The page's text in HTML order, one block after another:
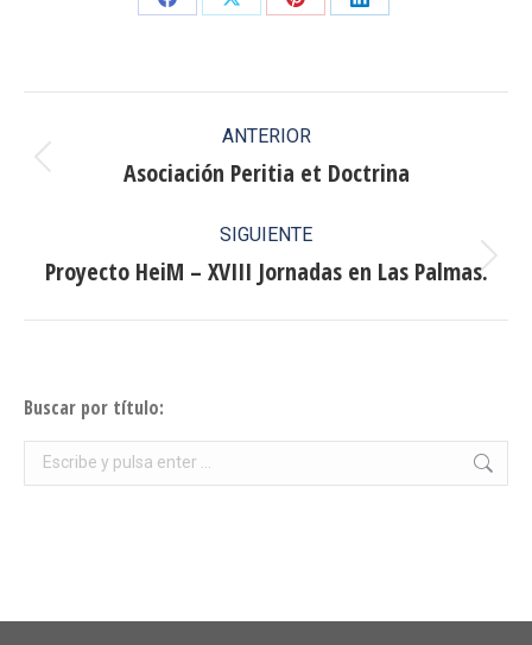
Share
Share
Share
Share
entre
publicaciones
ANTERIOR
Publicación
Asociación Peritia et Doctrina
SIGUIENTE
Publicación
Proyecto HeiM – XVIII Jornadas en Las Palmas.
Buscar por título:
Buscar: